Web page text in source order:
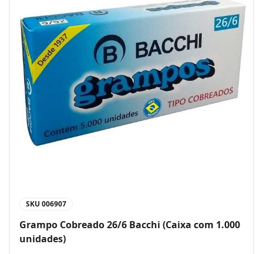
SKU 006907
Grampo Cobreado 26/6 Bacchi (Caixa com 1.000
unidades)